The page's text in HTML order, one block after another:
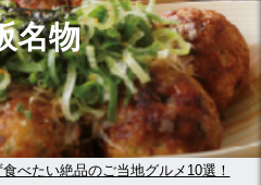
名物
べたい絶品のご当地グルメ10選！